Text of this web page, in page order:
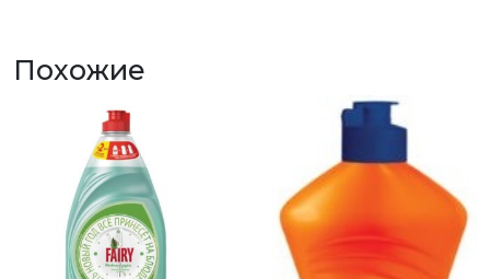
обуви
Бесцветный
Похожие